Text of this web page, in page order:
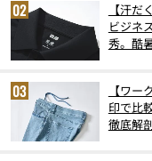
【汗
ビジネ
秀。酷
【ワ
印で比
徹底解